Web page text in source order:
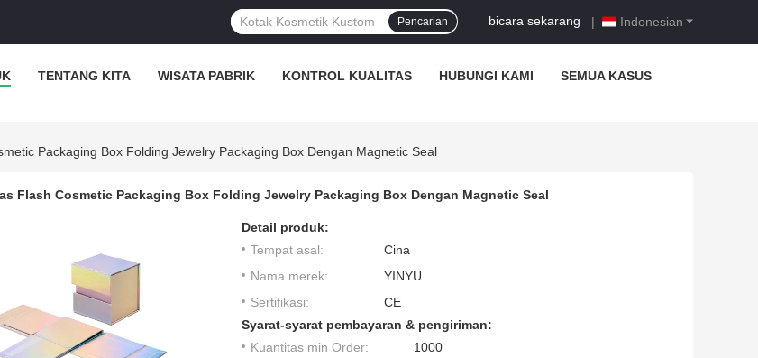
Indonesian
bicara sekarang |
Pencarian
TENTANG KITA WISATA PABRIK KONTROL KUALITAS HUBUNGI KAMI SEMUA KASUS
Packaging Box Folding Jewelry Packaging Box Dengan Magnetic Seal
Flash Cosmetic Packaging Box Folding Jewelry Packaging Box Dengan Magnetic Seal
Detail produk:
Tempat asal:
Cina
Nama merek:
YINYU
Sertifikasi:
CE
Syarat-syarat pembayaran & pengiriman:
Kuantitas min Order:
1000